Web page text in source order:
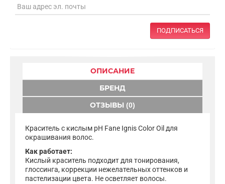
ПОДПИСАТЬСЯ
ОПИСАНИЕ
БРЕНД
ОТЗЫВЫ (0)
Краситель с кислым pH Fane Ignis Color Oil для
окрашивания волос.
Как работает:
Кислый краситель подходит для тонирования,
глоссинга, коррекции нежелательных оттенков и
пастелизации цвета. Не осветляет волосы.